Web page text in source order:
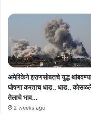
अमेरिकेने इराणसोबतचे युद्ध
घोषणा करताच धाड.. धाड..
तेलाचे भाव…
2 weeks ago